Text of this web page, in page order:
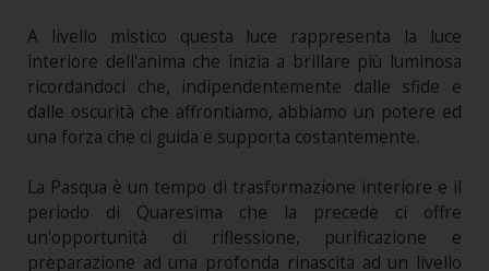
A livello mistico questa luce rappresenta la luce
interiore dell'anima che inizia a brillare più luminosa
ricordandoci che, indipendentemente dalle sfide e
dalle oscurità che affrontiamo, abbiamo un potere ed
una forza che ci guida e supporta costantemente.
La Pasqua è un tempo di trasformazione interiore e il
periodo di Quaresima che la precede ci offre
un'opportunità di riflessione, purificazione e
preparazione ad una profonda rinascita ad un livello